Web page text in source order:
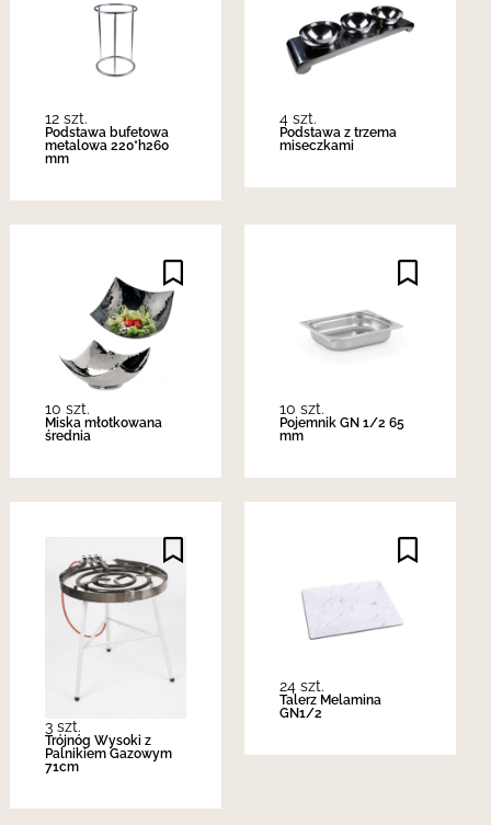
12 szt.
Podstawa bufetowa
metalowa 220*h260
mm
4 szt.
Podstawa z trzema
miseczkami
10 szt.
Miska młotkowana
średnia
10 szt.
Pojemnik GN 1/2 65
mm
3 szt.
Trójnóg Wysoki z
Palnikiem Gazowym
71cm
24 szt.
Talerz Melamina
GN1/2